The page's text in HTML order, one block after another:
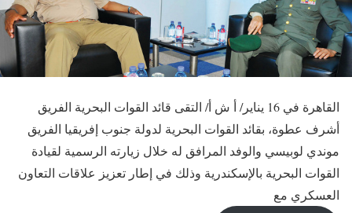
القاهرة في 16 يناير/ أ ش أ/ التقى قائد القوات البحرية الفريق
أشرف عطوة، بقائد القوات البحرية لدولة جنوب إفريقيا الفريق
موندي لوبيسي والوفد المرافق له خلال زيارته الرسمية لقيادة
القوات البحرية بالإسكندرية وذلك في إطار تعزيز علاقات التعاون
العسكري مع